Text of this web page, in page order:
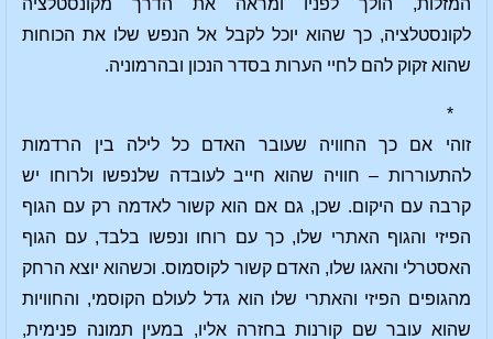
המזלות, הולך לפניו ומראה את הדרך מקונסטלציה
לקונסטלציה, כך שהוא יוכל לקבל אל הנפש שלו את הכוחות
שהוא זקוק להם לחיי הערות בסדר הנכון ובהרמוניה.
*
זוהי אם כך החוויה שעובר האדם כל לילה בין הרדמות
להתעוררות – חוויה שהוא חייב לעובדה שלנפשו ולרוחו יש
קרבה עם היקום. שכן, גם אם הוא קשור לאדמה רק עם הגוף
הפיזי והגוף האתרי שלו, כך עם רוחו ונפשו בלבד, עם הגוף
האסטרלי והאגו שלו, האדם קשור לקוסמוס. וכשהוא יוצא הרחק
מהגופים הפיזי והאתרי שלו הוא גדל לעולם הקוסמי, והחוויות
שהוא עובר שם קורנות בחזרה אליו, במעין תמונה פנימית,